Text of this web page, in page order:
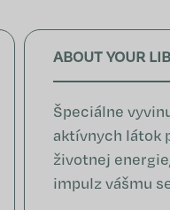
ABOUT YOUR
Špeciálne
aktívnych látok
životnej
impulz vášmu